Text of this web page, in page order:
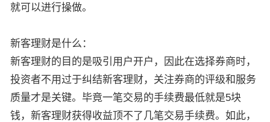
就可以进行操做。
新客理财是什么：
新客理财的目的是吸引用户开户，因此在选择券商时，
投资者不用过于纠结新客理财，关注券商的评级和服务
质量才是关键。毕竟一笔交易的手续费最低就是5块
钱，新客理财获得收益顶不了几笔交易手续费。如此，